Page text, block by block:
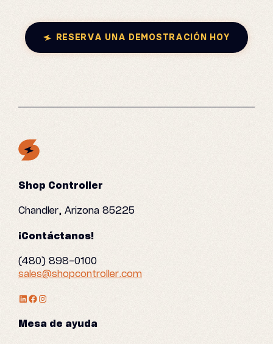
RESERVA UNA DEMOSTRACIÓN HOY
Shop Controller
Chandler, Arizona 85225
¡Contáctanos!
(480) 898-0100
sales@shopcontroller.com
Perfil de LinkedIn
Facebook
Instagram
Mesa de ayuda